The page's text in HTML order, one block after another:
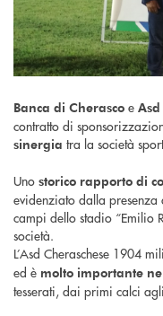
Banca di Cherasco e
contratto di
sinergia tra la società
Uno storico rapporto di
evidenziato dalla
campi dello stadio “Emilio
società.
L’Asd Cheraschese 1904
ed è molto importante
tesserati, dai primi calci